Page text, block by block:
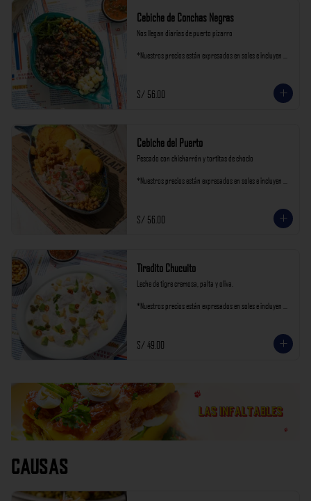
Cebiche de Conchas Negras
Nos llegan diarias de puerto pizarro
*Nuestros precios están expresados en soles e incluyen
S/ 56.00
Cebiche del Puerto
Pescado con chicharrón y tortitas de choclo
*Nuestros precios están expresados en soles e incluyen
S/ 56.00
Tiradito Chucuito
Leche de tigre cremosa, palta y oliva.
*Nuestros precios están expresados en soles e incluyen
S/ 49.00
Causas